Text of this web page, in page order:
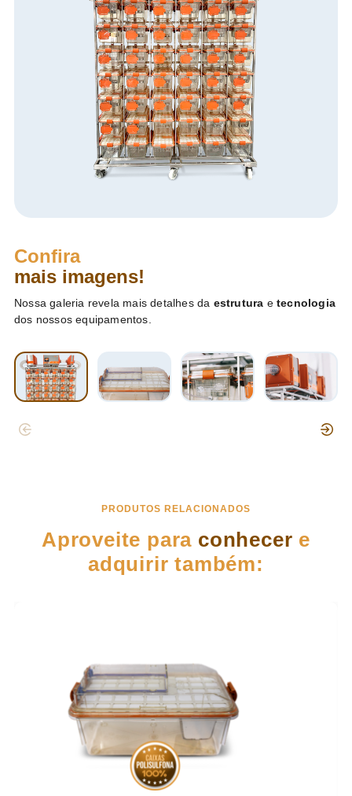
Confira
mais imagens!
Nossa galeria revela mais detalhes da estrutura etecnologia
dos nossos equipamentos.
PRODUTOS RELACIONADOS
Aproveite para conhecer e
adquirir também: